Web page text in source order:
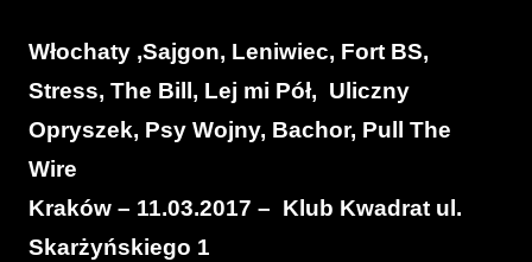
Włochaty ,Sajgon, Leniwiec, Fort BS,
Stress, The Bill, Lej mi Pół, Uliczny
Opryszek, Psy Wojny, Bachor, Pull The
Wire
Kraków – 11.03.2017 – Klub Kwadrat ul.
Skarżyńskiego 1